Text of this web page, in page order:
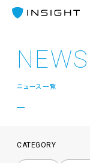
NEWS
ニュース一覧
CATEGORY